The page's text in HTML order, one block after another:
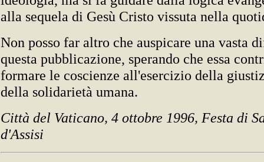
alla sequela di Gesù Cristo vissuta nella
Non posso far altro che auspicare una vasta
questa pubblicazione, sperando che essa
formare le coscienze all'esercizio della
della solidarietà umana.
Città del Vaticano, 4 ottobre 1996, Festa di
d'Assisi